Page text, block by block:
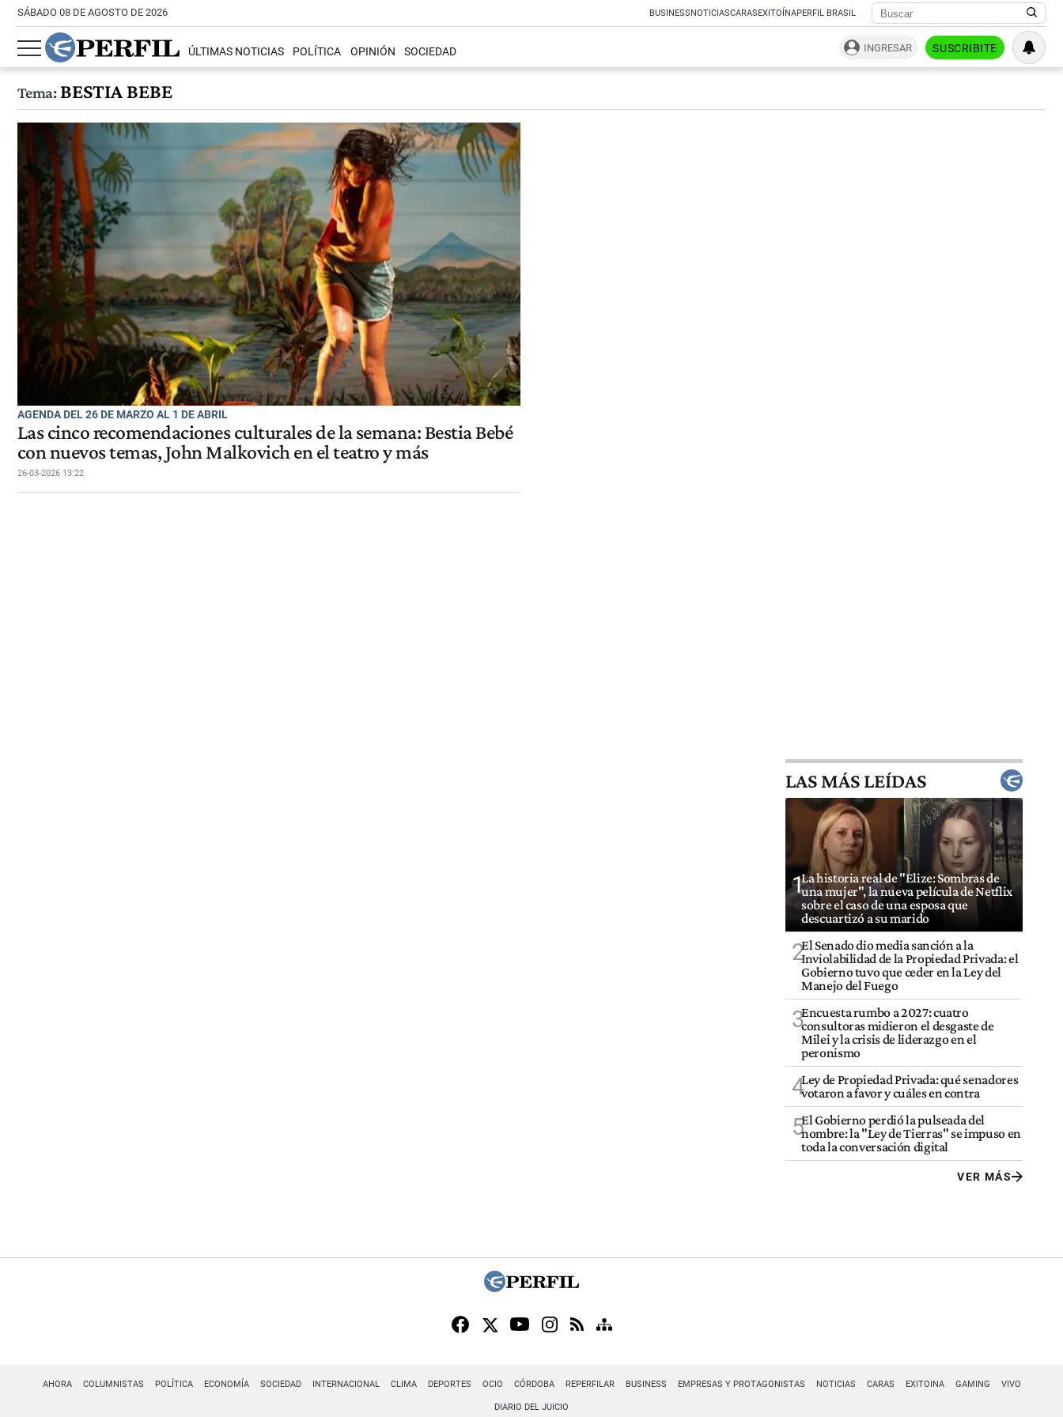
SÁBADO 08 DE AGOSTO DE 2026 BUSINESSNOTICIASCARASEXITOÍNAPERFIL BRASIL
ÚLTIMAS NOTICIAS POLÍTICA OPINIÓN SOCIEDAD INGRESAR SUSCRIBITE
Tema:BESTIA BEBE
AGENDA DEL 26 DE MARZO AL 1 DE ABRIL
Las cinco recomendaciones culturales de la semana: Bestia Bebé
con nuevos temas, John Malkovich en el teatro y más
26-03-2026 13:22
LAS MÁS LEÍDAS
1La historia real de "Elize: Sombras de
una mujer", la nueva película de Netflix
sobre el caso de una esposa que
descuartizó a su marido
2El Senado dio media sanción a la
Inviolabilidad de la Propiedad Privada: el
Gobierno tuvo que ceder en la Ley del
Manejo del Fuego
3Encuesta rumbo a 2027: cuatro
consultoras midieron el desgaste de
Milei y la crisis de liderazgo en el
peronismo
4Ley de Propiedad Privada: qué senadores
votaron a favor y cuáles en contra
5El Gobierno perdió la pulseada del
nombre: la "Ley de Tierras" se impuso en
toda la conversación digital
VER MÁS
AHORA COLUMNISTAS POLÍTICA ECONOMÍA SOCIEDAD INTERNACIONAL CLIMA DEPORTES OCIO CÓRDOBA REPERFILAR BUSINESS EMPRESAS Y PROTAGONISTAS NOTICIAS CARAS EXITOINA GAMING VIVO
DIARIO DEL JUICIO